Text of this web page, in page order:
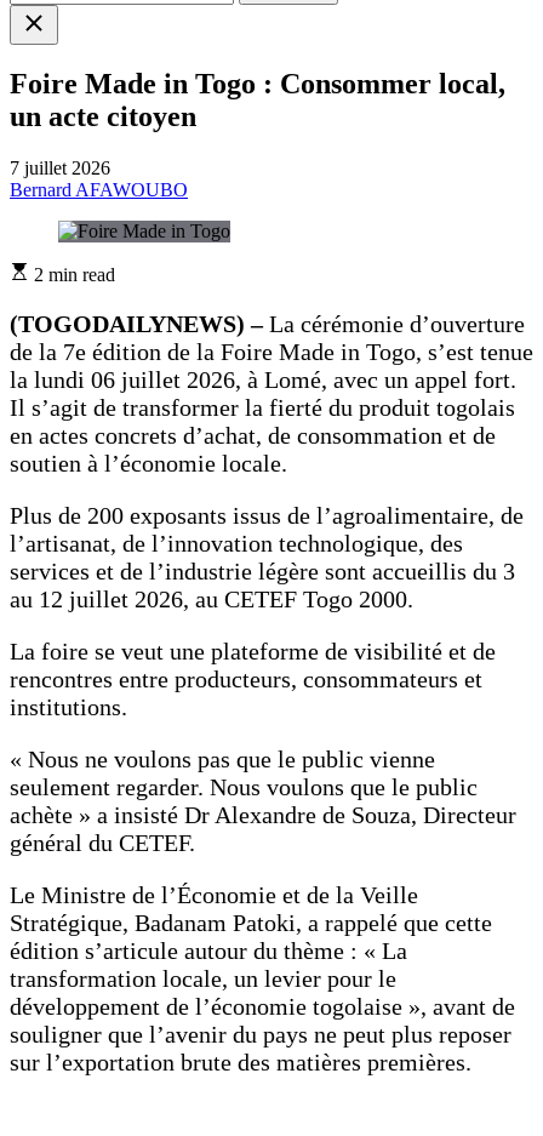
Close
search
Foire Made in Togo : Consommer local,
un acte citoyen
7 juillet 2026
Bernard AFAWOUBO
Estimated
time
2 min read
(TOGODAILYNEWS) –La cérémonie d’ouverture
de la 7e édition de la Foire Made in Togo, s’est tenue
la lundi 06 juillet 2026, à Lomé, avec un appel fort.
Il s’agit de transformer la fierté du produit togolais
en actes concrets d’achat, de consommation et de
soutien à l’économie locale.
Plus de 200 exposants issus de l’agroalimentaire, de
l’artisanat, de l’innovation technologique, des
services et de l’industrie légère sont accueillis du 3
au 12 juillet 2026, au CETEF Togo 2000.
La foire se veut une plateforme de visibilité et de
rencontres entre producteurs, consommateurs et
institutions.
« Nous ne voulons pas que le public vienne
seulement regarder. Nous voulons que le public
achète » a insisté Dr Alexandre de Souza, Directeur
général du CETEF.
Le Ministre de l’Économie et de la Veille
Stratégique, Badanam Patoki, a rappelé que cette
édition s’articule autour du thème : « La
transformation locale, un levier pour le
développement de l’économie togolaise », avant de
souligner que l’avenir du pays ne peut plus reposer
sur l’exportation brute des matières premières.